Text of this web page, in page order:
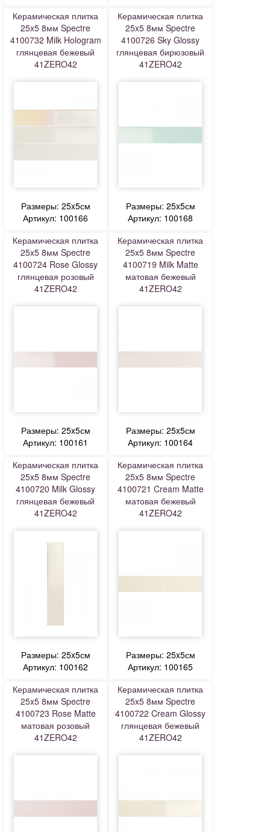
Керамическая плитка
25x5 8мм Spectre
4100732 Milk Hologram
глянцевая бежевый
41ZERO42
Размеры: 25x5см
Артикул: 100166
Керамическая плитка
25x5 8мм Spectre
4100726 Sky Glossy
глянцевая бирюзовый
41ZERO42
Размеры: 25x5см
Артикул: 100168
Керамическая плитка
25x5 8мм Spectre
4100724 Rose Glossy
глянцевая розовый
41ZERO42
Размеры: 25x5см
Артикул: 100161
Керамическая плитка
25x5 8мм Spectre
4100719 Milk Matte
матовая бежевый
41ZERO42
Размеры: 25x5см
Артикул: 100164
Керамическая плитка
25x5 8мм Spectre
4100720 Milk Glossy
глянцевая бежевый
41ZERO42
Размеры: 25x5см
Артикул: 100162
Керамическая плитка
25x5 8мм Spectre
4100721 Cream Matte
матовая бежевый
41ZERO42
Размеры: 25x5см
Артикул: 100165
Керамическая плитка
25x5 8мм Spectre
4100723 Rose Matte
матовая розовый
41ZERO42
Керамическая плитка
25x5 8мм Spectre
4100722 Cream Glossy
глянцевая бежевый
41ZERO42